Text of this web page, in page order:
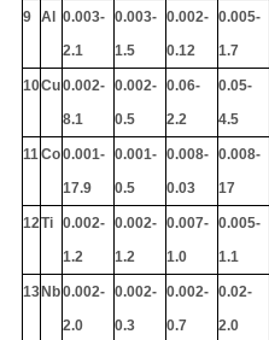
9 Al 0.003-
2.1
0.003-
1.5
0.002-
0.12
0.005-
1.7
10Cu0.002-
8.1
0.002-
0.5
0.06-
2.2
0.05-
4.5
11 Co0.001-
17.9
0.001-
0.5
0.008-
0.03
0.008-
17
12Ti 0.002-
1.2
0.002-
1.2
0.007-
1.0
0.005-
1.1
13Nb0.002-
2.0
0.002-
0.3
0.002-
0.7
0.02-
2.0